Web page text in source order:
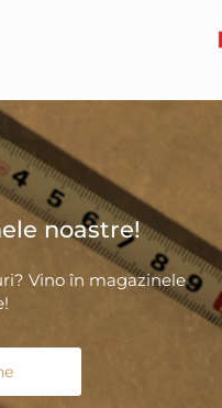
noastre!
Vino în magazinele